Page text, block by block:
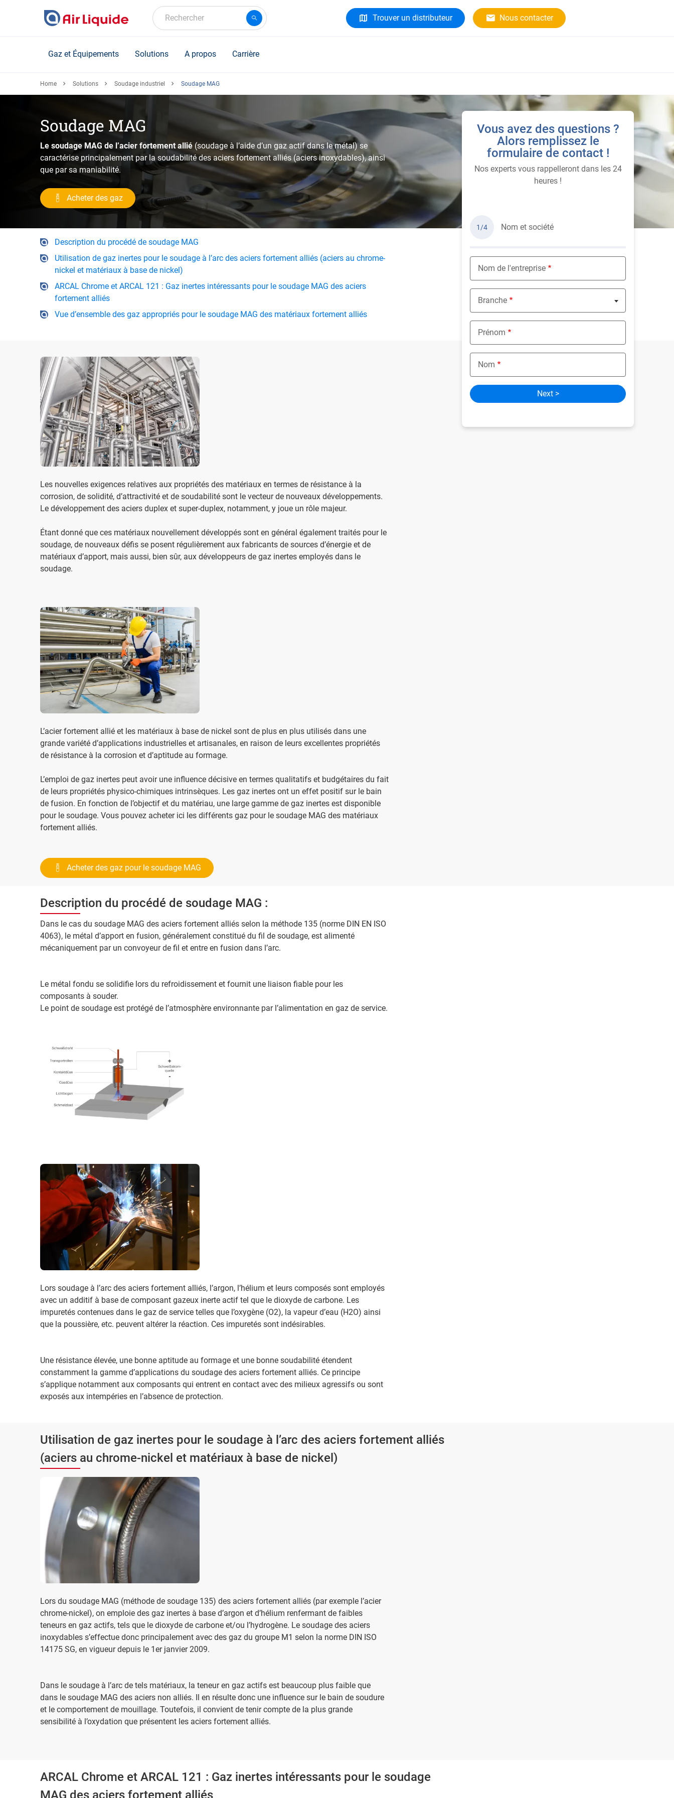
Rechercher Trouver un distributeur Nous contacter
Gaz et Équipements Solutions A propos Carrière
Home Solutions Soudage industriel Soudage MAG
Soudage MAG
Le soudage MAG de l’acier fortement allié (soudage à l’aide d’un gaz actif dans le métal) se
caractérise principalement par la soudabilité des aciers fortement alliés (aciers inoxydables), ainsi
que par sa maniabilité.
Acheter des gaz
Description du procédé de soudage MAG
Utilisation de gaz inertes pour le soudage à l’arc des aciers fortement alliés (aciers au chrome-
nickel et matériaux à base de nickel)
ARCAL Chrome et ARCAL 121 : Gaz inertes intéressants pour le soudage MAG des aciers
fortement alliés
Vue d’ensemble des gaz appropriés pour le soudage MAG des matériaux fortement alliés
Les nouvelles exigences relatives aux propriétés des matériaux en termes de résistance à la
corrosion, de solidité, d’attractivité et de soudabilité sont le vecteur de nouveaux développements.
Le développement des aciers duplex et super-duplex, notamment, y joue un rôle majeur.
Étant donné que ces matériaux nouvellement développés sont en général également traités pour le
soudage, de nouveaux défis se posent régulièrement aux fabricants de sources d’énergie et de
matériaux d’apport, mais aussi, bien sûr, aux développeurs de gaz inertes employés dans le
soudage.
L’acier fortement allié et les matériaux à base de nickel sont de plus en plus utilisés dans une
grande variété d’applications industrielles et artisanales, en raison de leurs excellentes propriétés
de résistance à la corrosion et d’aptitude au formage.
L’emploi de gaz inertes peut avoir une influence décisive en termes qualitatifs et budgétaires du fait
de leurs propriétés physico-chimiques intrinsèques. Les gaz inertes ont un effet positif sur le bain
de fusion. En fonction de l’objectif et du matériau, une large gamme de gaz inertes est disponible
pour le soudage. Vous pouvez acheter ici les différents gaz pour le soudage MAG des matériaux
fortement alliés.
Acheter des gaz pour le soudage MAG
Description du procédé de soudage MAG :
Dans le cas du soudage MAG des aciers fortement alliés selon la méthode 135 (norme DIN EN ISO
4063), le métal d’apport en fusion, généralement constitué du fil de soudage, est alimenté
mécaniquement par un convoyeur de fil et entre en fusion dans l’arc.
Le métal fondu se solidifie lors du refroidissement et fournit une liaison fiable pour les
composants à souder.
Le point de soudage est protégé de l’atmosphère environnante par l’alimentation en gaz de service.
Lors soudage à l’arc des aciers fortement alliés, l’argon, l’hélium et leurs composés sont employés
avec un additif à base de composant gazeux inerte actif tel que le dioxyde de carbone. Les
impuretés contenues dans le gaz de service telles que l’oxygène (O2), la vapeur d’eau (H2O) ainsi
que la poussière, etc. peuvent altérer la réaction. Ces impuretés sont indésirables.
Une résistance élevée, une bonne aptitude au formage et une bonne soudabilité étendent
constamment la gamme d’applications du soudage des aciers fortement alliés. Ce principe
s’applique notamment aux composants qui entrent en contact avec des milieux agressifs ou sont
exposés aux intempéries en l’absence de protection.
Utilisation de gaz inertes pour le soudage à l’arc des aciers fortement alliés
(aciers au chrome-nickel et matériaux à base de nickel)
Lors du soudage MAG (méthode de soudage 135) des aciers fortement alliés (par exemple l’acier
chrome-nickel), on emploie des gaz inertes à base d’argon et d’hélium renfermant de faibles
teneurs en gaz actifs, tels que le dioxyde de carbone et/ou l’hydrogène. Le soudage des aciers
inoxydables s’effectue donc principalement avec des gaz du groupe M1 selon la norme DIN ISO
14175 SG, en vigueur depuis le 1er janvier 2009.
Dans le soudage à l’arc de tels matériaux, la teneur en gaz actifs est beaucoup plus faible que
dans le soudage MAG des aciers non alliés. Il en résulte donc une influence sur le bain de soudure
et le comportement de mouillage. Toutefois, il convient de tenir compte de la plus grande
sensibilité à l’oxydation que présentent les aciers fortement alliés.
ARCAL Chrome et ARCAL 121 : Gaz inertes intéressants pour le soudage
MAG des aciers fortement alliés
Vous avez des questions ?
Alors remplissez le
formulaire de contact !
Nos experts vous rappelleront dans les 24
heures !
1/4 Nom et société
Nom de l'entreprise
Branche
Nothing selected
Prénom
Nom